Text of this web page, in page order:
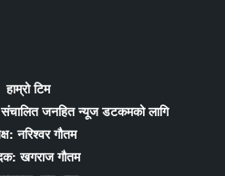
हाम्रो टिम
संचालित जनहित न्यूज डटकमको लागि
नरिश्वर गौतम
खगराज गौतम